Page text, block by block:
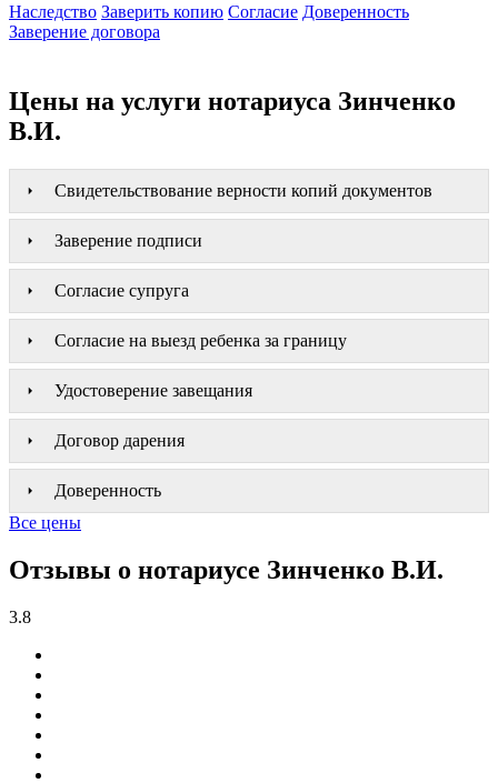
Наследство Заверить копию Согласие Доверенность
Заверение договора
Цены на услуги нотариуса Зинченко
В.И.
Свидетельствование верности копий документов
Заверение подписи
Согласие супруга
Согласие на выезд ребенка за границу
Удостоверение завещания
Договор дарения
Доверенность
Все цены
Отзывы о нотариусе Зинченко В.И.
3.8